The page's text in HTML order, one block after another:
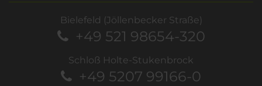
Bielefeld (Jöllenbecker Straße)
+49 521 98654-320
Schloß Holte-Stukenbrock
+49 5207 99166-0